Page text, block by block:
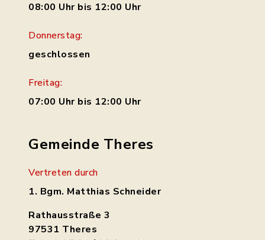
08:00 Uhr bis 12:00 Uhr
Donnerstag:
geschlossen
Freitag:
07:00 Uhr bis 12:00 Uhr
Gemeinde Theres
Vertreten durch
1. Bgm. Matthias Schneider
Rathausstraße 3
97531 Theres